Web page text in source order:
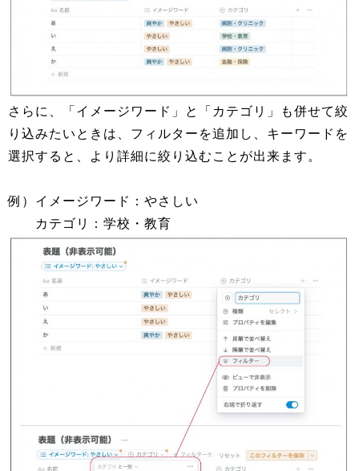
さらに、「イメージワード」と「カテゴリ」も併せて絞
り込みたいときは、フィルターを追加し、キーワードを
選択すると、より詳細に絞り込むことが出来ます。
例）イメージワード：やさしい
カテゴリ：学校・教育